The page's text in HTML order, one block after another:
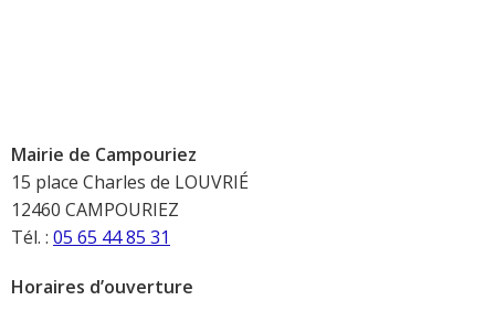
Mairie de Campouriez
15 place Charles de LOUVRIÉ
12460 CAMPOURIEZ
Tél. : 05 65 44 85 31
Horaires d’ouverture